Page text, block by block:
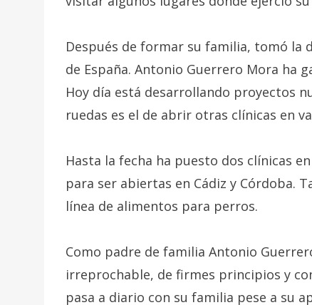
Después de formar su familia, tomó la
de España. Antonio Guerrero Mora ha
Hoy día está desarrollando proyectos
ruedas es el de abrir otras clínicas en
Hasta la fecha ha puesto dos clínicas
para ser abiertas en Cádiz y Córdoba.
línea de alimentos para perros.
Como padre de familia Antonio
irreprochable, de firmes principios y
pasa a diario con su familia pese a su